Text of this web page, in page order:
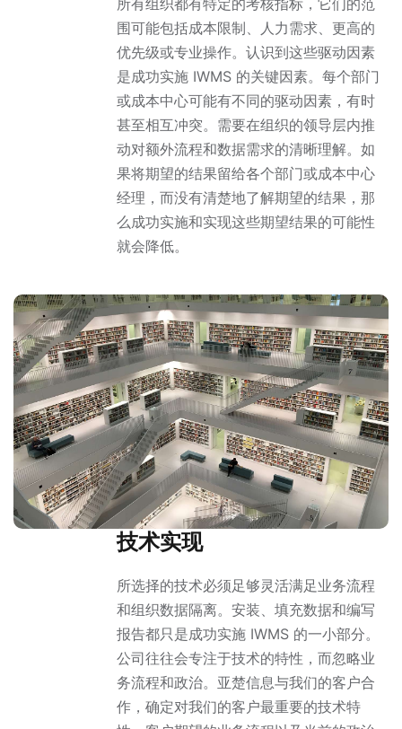
围可能包括成本限制、人力需求、更高的
优先级或专业操作。认识到这些驱动因素
是成功实施 IWMS 的关键因素。每个部门
或成本中心可能有不同的驱动因素，有时
甚至相互冲突。需要在组织的领导层内推
动对额外流程和数据需求的清晰理解。如
果将期望的结果留给各个部门或成本中心
经理，而没有清楚地了解期望的结果，那
么成功实施和实现这些期望结果的可能性
就会降低。
技术实现
所选择的技术必须足够灵活满足业务流程
和组织数据隔离。安装、填充数据和编写
报告都只是成功实施 IWMS 的一小部分。
公司往往会专注于技术的特性，而忽略业
务流程和政治。亚楚信息与我们的客户合
作，确定对我们的客户最重要的技术特